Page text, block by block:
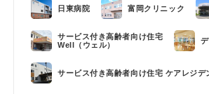
日東病院 富岡クリニック
サービス付き高齢者向け住宅
Well（ウェル）
サービス付き高齢者向け住宅 ケアレジデ